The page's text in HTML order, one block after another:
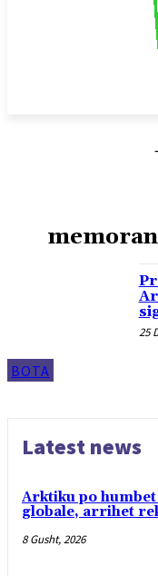
BOTA
25
Latest news
Arktiku po
globale, arrihet
8 Gusht, 2026